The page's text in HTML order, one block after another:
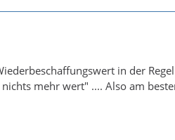
in der
mehr wert" .... Also am